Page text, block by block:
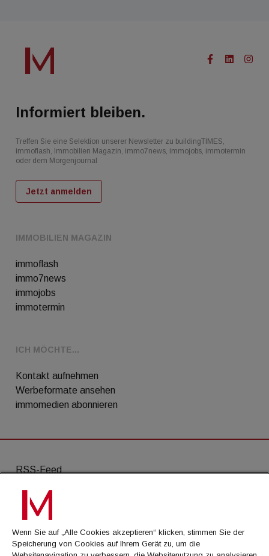
IMMOBILIEN MAGAZIN
immoflash
immo7news
immojobs
immotermin
ICH MÖCHTE...
Kontakt aufnehmen
Werbeformate ansehen
immomedien abonnieren
Informiert bleiben.
Treffen Sie eine Selektion unserer Newsletter zu buildingTIMES,
immoflash, Immobilien Magazin, immo7news, immojobs, immotermin
oder dem Morgenjournal
Jetzt anmelden
RSS-Feed
AGB
Datenschutz
Kontakt
Wenn Sie auf „Alle Cookies akzeptieren“ klicken, stimmen Sie der
Speicherung von Cookies auf Ihrem Gerät zu, um die